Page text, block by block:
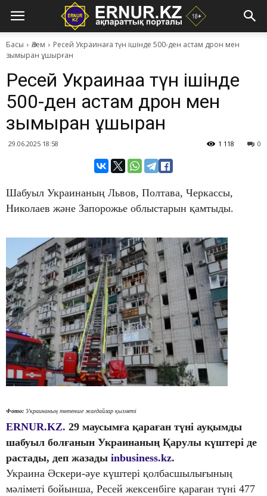
Басы Әлем
Ресей Украинаға түн ішінде 500-ден астам дрон мен
зымыран ұшырған
Ресей Украинаға түн ішінде
500-ден астам дрон мен
зымыран ұшырған
29.06.2025 18:58 0
1 118
Шабуыл Украинаның Львов, Полтава, Черкассы,
Николаев және Запорожье облыстарын қамтыды.
Фото: Украинаның төтенше жағдайлар қызметі
ERNUR.KZ. 29 маусымға қараған түні ауқымды
шабуыл болғанын Украинаның Қарулы күштері де
растады, деп жазады inbusiness.kz.
Украина Әскери-әуе күштері қолбасшылығының
мәліметі бойынша, Ресей жексенбіге қараған түні 477